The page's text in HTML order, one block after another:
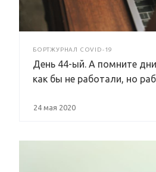
БОРТЖУРНАЛ COVID-19
День 44-ый. А помните
как бы не работали, но
24 мая 2020